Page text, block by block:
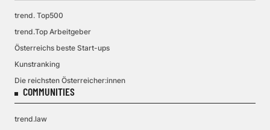
trend. Top500
trend.Top Arbeitgeber
Österreichs beste Start-ups
Kunstranking
Die reichsten Österreicher:innen
COMMUNITIES
trend.law